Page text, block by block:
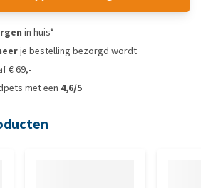
in huis*
je bestelling bezorgd wordt
€ 69,-
met een 4,6/5